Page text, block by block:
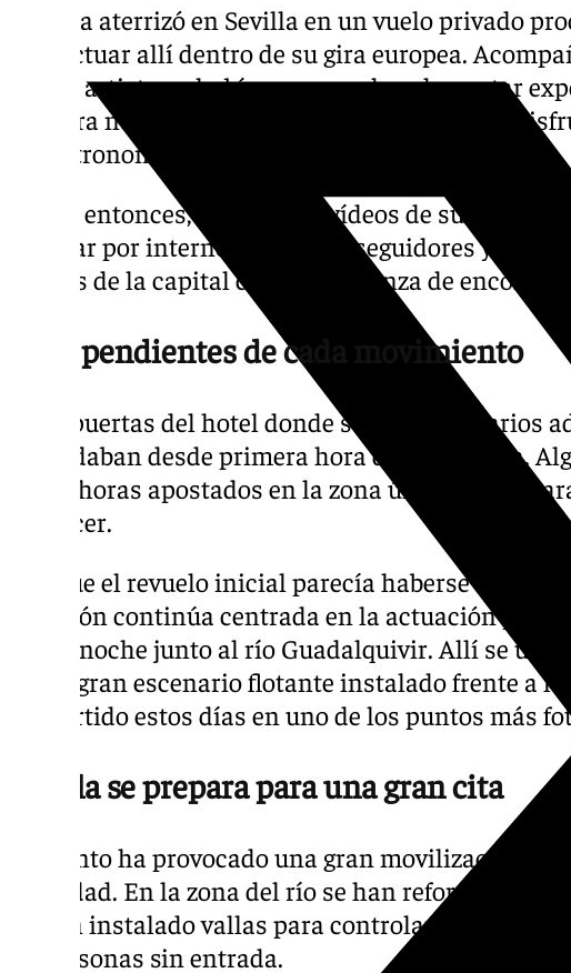
Rosalía aterrizó en Sevilla en un vuelo privado
tras actuar allí dentro de su gira europea.
Pili, la artista ya había comenzado a despertar
primera noche en la ciudad, cuando fue vista
la gastronomía sevillana.
Desde entonces, imágenes y vídeos de su
circular por internet, mientras seguidores y
puntos de la capital con la esperanza de
Fans pendientes de cada movimiento
A las puertas del hotel donde se hospeda, varios
aguardaban desde primera hora de la mañana.
llevar horas apostados en la zona únicamente
aparecer.
Aunque el revuelo inicial parecía haberse
atención continúa centrada en la actuación
por la noche junto al río Guadalquivir. Allí se
de un gran escenario flotante instalado frente a
convertido estos días en uno de los puntos más
Sevilla se prepara para una gran cita
El evento ha provocado una gran movilización en
la ciudad. En la zona del río se han reforzado las
se han instalado vallas para controlar el acceso y
de personas sin entrada.